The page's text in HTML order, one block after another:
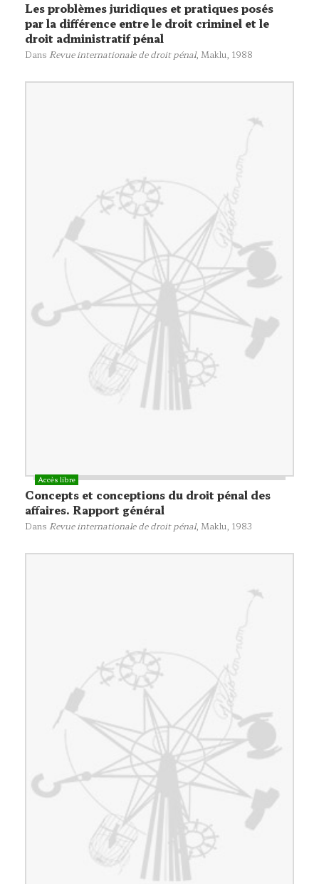
Les problèmes juridiques et pratiques posés
par la différence entre le droit criminel et le
droit administratif pénal
Dans Revue internationale de droit pénal, Maklu , 1988
Concepts et conceptions du droit pénal des
affaires. Rapport général
Dans Revue internationale de droit pénal, Maklu , 1983